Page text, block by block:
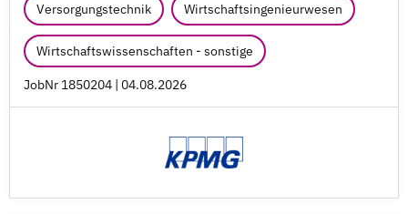
Versorgungstechnik Wirtschaftsingenieurwesen
Wirtschaftswissenschaften - sonstige
JobNr 1850204 | 04.08.2026